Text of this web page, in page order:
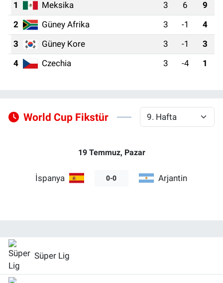
1
Meksika 3 6
9
2
Güney Afrika 3 -1
4
3
Güney Kore 3 -1
3
4
Czechia 3 -4 1
World Cup Fikstür
19 Temmuz, Pazar
İspanya 0-0 Arjantin
Süper Lig
SPOR
RESMİ İLANLAR